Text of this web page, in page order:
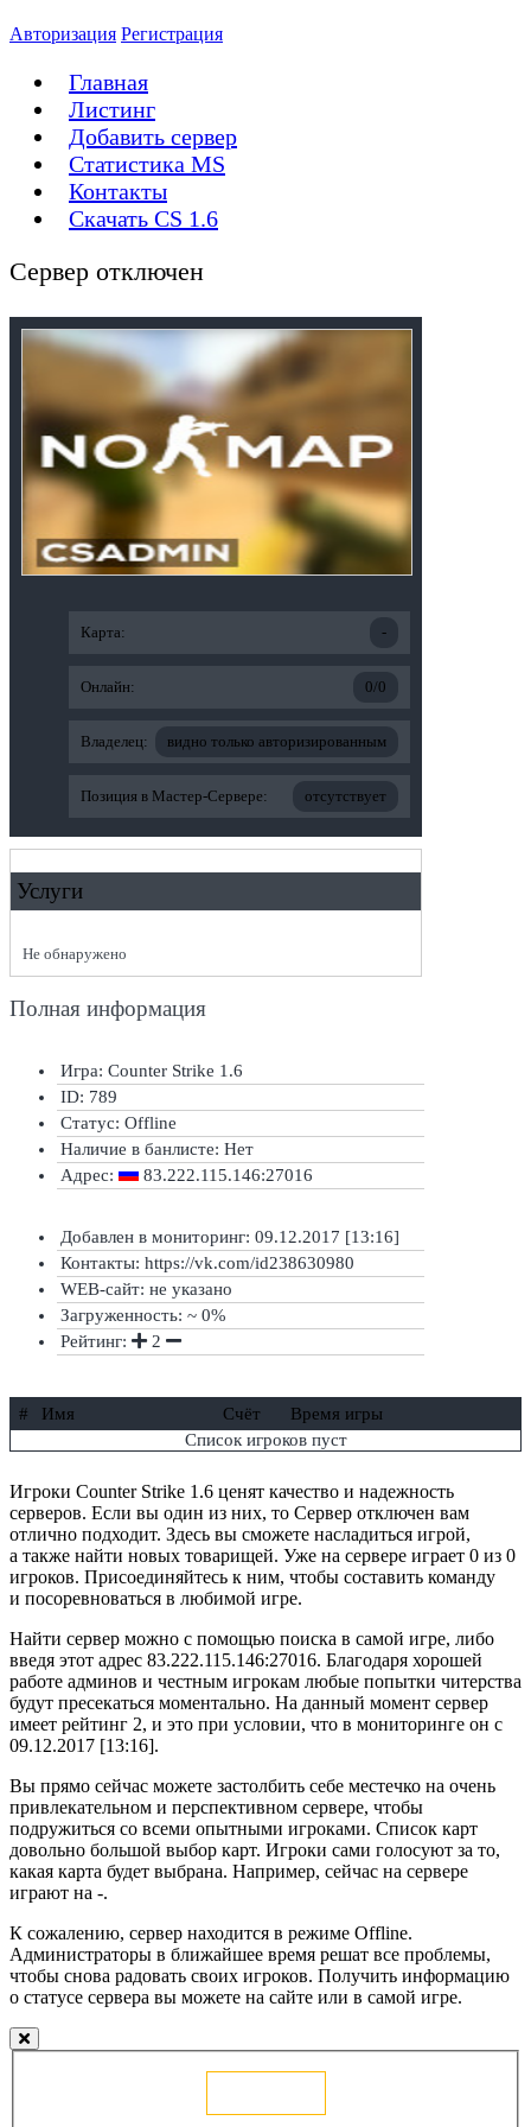
Авторизация Регистрация
Главная
Листинг
Добавить сервер
Статистика MS
Контакты
Скачать CS 1.6
Сервер отключен
Карта: -
Онлайн: 0/0
Владелец: видно только авторизированным
Позиция в Мастер-Сервере: отсутствует
Услуги
Не обнаружено
Полная информация
Игра: Counter Strike 1.6
ID: 789
Статус: Offline
Наличие в банлисте: Нет
Адрес:
83.222.115.146:27016
Добавлен в мониторинг: 09.12.2017 [13:16]
Контакты: https://vk.com/id238630980
WEB-сайт: не указано
Загруженность: ~ 0%
Рейтинг:
2
# Имя Счёт
Время игры
Список игроков пуст
Игроки Counter Strike 1.6 ценят качество и надежность
серверов. Если вы один из них, то Сервер отключен вам
отлично подходит. Здесь вы сможете насладиться игрой,
а также найти новых товарищей. Уже на сервере играет 0 из 0
игроков. Присоединяйтесь к ним, чтобы составить команду
и посоревноваться в любимой игре.
Найти сервер можно с помощью поиска в самой игре, либо
введя этот адрес 83.222.115.146:27016. Благодаря хорошей
работе админов и честным игрокам любые попытки читерства
будут пресекаться моментально. На данный момент сервер
имеет рейтинг 2, и это при условии, что в мониторинге он с
09.12.2017 [13:16].
Вы прямо сейчас можете застолбить себе местечко на очень
привлекательном и перспективном сервере, чтобы
подружиться со всеми опытными игроками. Список карт
довольно большой выбор карт. Игроки сами голосуют за то,
какая карта будет выбрана. Например, сейчас на сервере
играют на -.
К сожалению, сервер находится в режиме Offline.
Администраторы в ближайшее время решат все проблемы,
чтобы снова радовать своих игроков. Получить информацию
о статусе сервера вы можете на сайте или в самой игре.